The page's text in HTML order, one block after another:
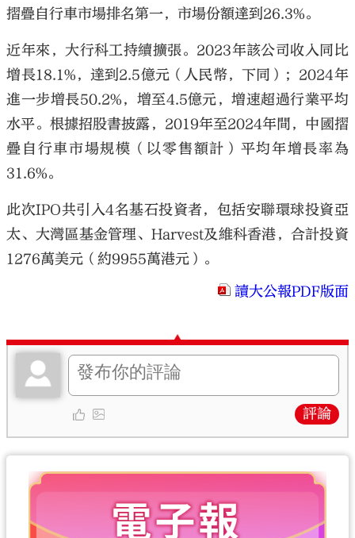
摺疊自行車市場排名第一，市場份額達到26.3%。
近年來，大行科工持續擴張。2023年該公司收入同比
增長18.1%，達到2.5億元（人民幣，下同）；2024年
進一步增長50.2%，增至4.5億元，增速超過行業平均
水平。根據招股書披露，2019年至2024年間，中國摺
疊自行車市場規模（以零售額計）平均年增長率為
31.6%。
此次IPO共引入4名基石投資者，包括安聯環球投資亞
太、大灣區基金管理、Harvest及維科香港，合計投資
1276萬美元（約9955萬港元）。
讀大公報PDF版面
評論